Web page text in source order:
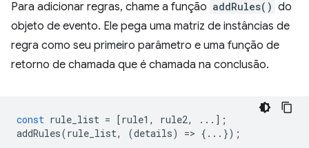
Para adicionar regras, chame a função addRules() do
objeto de evento. Ele pega uma matriz de instâncias de
regra como seu primeiro parâmetro e uma função de
retorno de chamada que é chamada na conclusão.
const rule_list = [rule1 , rule2,
...];
addRules(rule_list, (details) => {...});